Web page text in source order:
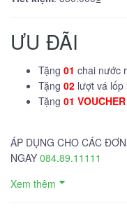
ƯU ĐÃI
Tặng 01 chai nước
Tặng 02 lượt vá lốp
Tặng 01 VOUCHER
ÁP DỤNG CHO CÁC
NGAY 084.89.11111
Xem thêm